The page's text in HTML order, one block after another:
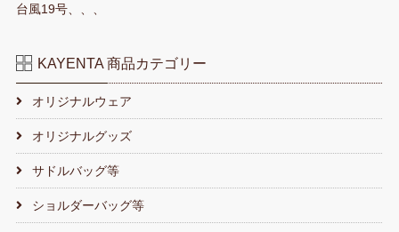
台風19号、、、
KAYENTA 商品カテゴリー
オリジナルウェア
オリジナルグッズ
サドルバッグ等
ショルダーバッグ等